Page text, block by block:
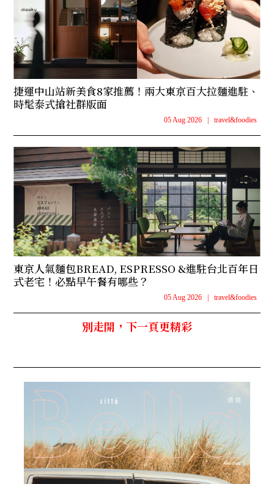
捷運中山站新美食8家推薦！兩大東京百大拉麵進駐、
時髦泰式搶社群版面
05 Aug 2026 | travel&foodies
東京人氣麵包BREAD, ESPRESSO &進駐台北百年日
式老宅！必點早午餐有哪些？
05 Aug 2026 | travel&foodies
別走開，下一頁更精彩